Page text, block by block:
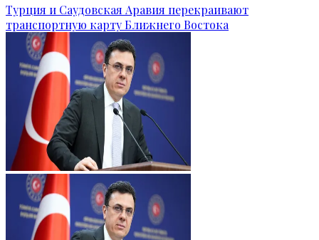
Турция и Саудовская Аравия перекраивают
транспортную карту Ближнего Востока